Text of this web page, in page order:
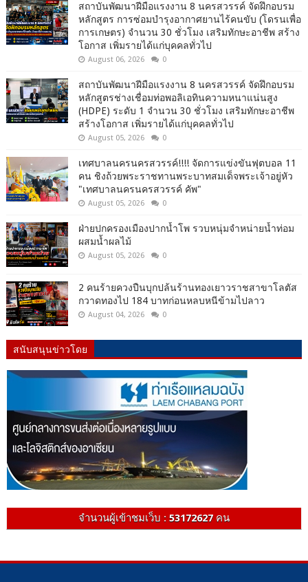
สถาบันพัฒนาฝีมือแรงงาน 8 นครสวรรค์ จัดฝึกอบรม
หลักสูตร การซ่อมบำรุงอากาศยานไร้คนขับ (โดรนเพื่อ
การเกษตร) จำนวน 30 ชั่วโมง เสริมทักษะอาชีพ สร้าง
โอกาส เพิ่มรายได้แก่บุคคลทั่วไป
August 06, 2026 0
สถาบันพัฒนาฝีมือแรงงาน 8 นครสวรรค์ จัดฝึกอบรม
หลักสูตรช่างเชื่อมท่อพอลิเอทินความหนาแน่นสูง
(HDPE) ระดับ 1 จำนวน 30 ชั่วโมง เสริมทักษะอาชีพ
สร้างโอกาส เพิ่มรายได้แก่บุคคลทั่วไป
August 05, 2026 0
เทศบาลนครนครสวรรค์!!!! จัดการแข่งขันฟุตบอล 11
คน ชิงถ้วยพระราชทานพระบาทสมเด็จพระเจ้าอยู่หัว
"เทศบาลนครนครสวรรค์ คัพ"
August 05, 2026 0
ฝ่ายปกครองเมืองปากน้ำโพ รวบหนุ่มจำหน่ายน้ำท่อม
ผสมน้ำผลไม้
August 05, 2026 0
2 คนร้ายควงปืนบุกปล้นร้านทองเยาวราชสาขาโลตัส
กวาดทองไป 184 บาทก่อนหลบหนีข้ามไปลาว
August 04, 2026 0
สนับสนุนข่าวโดย
จำนวนผู้เข้าชมเว็บ : 53172627คน